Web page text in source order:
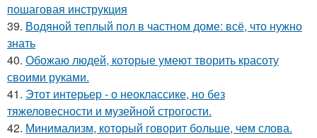
пошаговая инструкция
39. Водяной теплый пол в частном доме: всё, что нужно
знать
40. Обожаю людей, которые умеют творить красоту
своими руками.
41. Этот интерьер - о неоклассике, но без
тяжеловесности и музейной строгости.
42. Минимализм, который говорит больше, чем слова.